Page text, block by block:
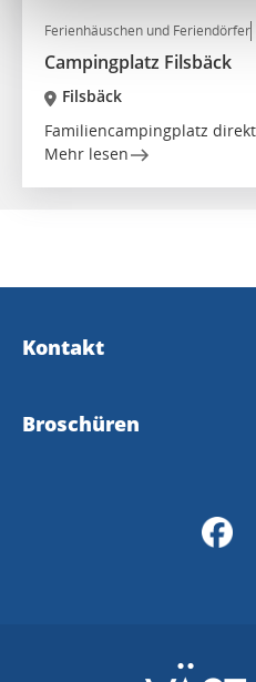
Ferienhäuschen und Feriendörfer
Campingplatz Filsbäck
Filsbäck
Familiencampingplatz
Mehr lesen
Kontakt
Kontakt & Öffnungszeiten
Broschüren
Kållandsö Ferienstrasse